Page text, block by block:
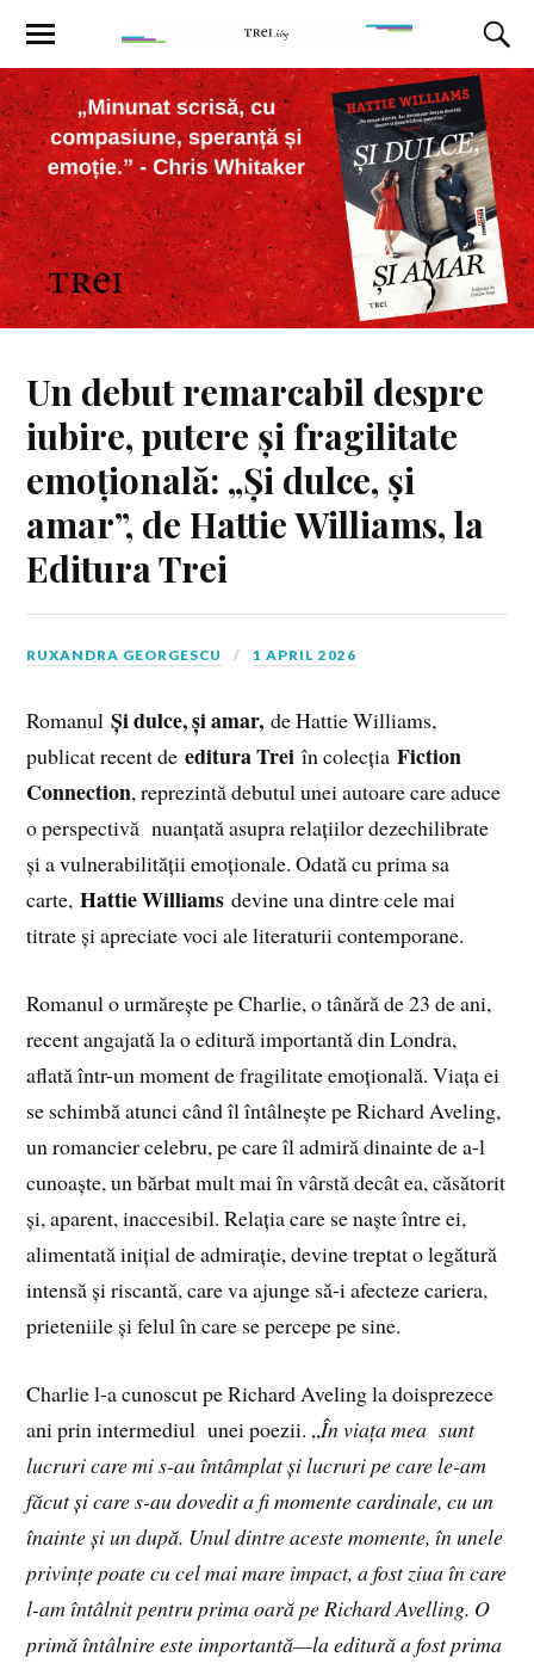
Un debut remarcabil despre
iubire, putere și fragilitate
emoțională: „Și dulce, și
amar”, de Hattie Williams, la
Editura Trei
RUXANDRA GEORGESCU 1 APRIL 2026
RomanulȘi dulce, și amar,de Hattie Williams,
publicat recent deeditura Trei în colecțiaFiction
Connection, reprezintă debutul unei autoare care aduce
o perspectivă nuanțată asupra relațiilor dezechilibrate
și a vulnerabilității emoționale. Odată cu prima sa
carte,Hattie Williams devine una dintre cele mai
titrate și apreciate voci ale literaturii contemporane.
Romanul o urmărește pe Charlie, o tânără de 23 de ani,
recent angajată la o editură importantă din Londra,
aflată într-un moment de fragilitate emoțională. Viața ei
se schimbă atunci când îl întâlnește pe Richard Aveling,
un romancier celebru, pe care îl admiră dinainte de a-l
cunoaște, un bărbat mult mai în vârstă decât ea, căsătorit
și, aparent, inaccesibil. Relația care se naște între ei,
alimentată inițial de admirație, devine treptat o legătură
intensă și riscantă, care va ajunge să-i afecteze cariera,
prieteniile și felul în care se percepe pe sine.
Charlie l-a cunoscut pe Richard Aveling la doisprezece
ani prin intermediul unei poezii. „În viața mea sunt
lucruri care mi s-au întâmplat și lucruri pe care le-am
făcut și care s-au dovedit a fi momente cardinale, cu un
înainte și un după. Unul dintre aceste momente, în unele
privințe poate cu cel mai mare impact, a fost ziua în care
l-am întâlnit pentru prima oară pe Richard Avelling. O
primă întâlnire este importantă—la editură a fost prima